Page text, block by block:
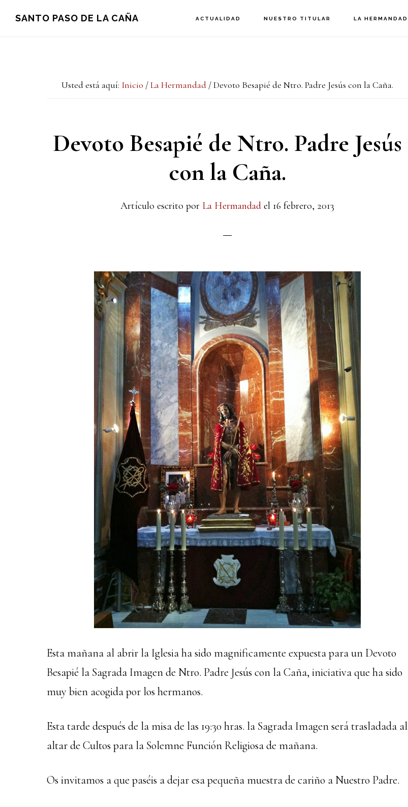
SANTO PASO DE LA CAÑA ACTUALIDAD NUESTRO TITULAR LA HERMANDAD
Usted está aquí: Inicio /La Hermandad /Devoto Besapié de Ntro. Padre Jesús con la Caña.
Devoto Besapié de Ntro. Padre Jesús
con la Caña.
Artículo escrito por La Hermandad el 16 febrero, 2013
Esta mañana al abrir la Iglesia ha sido magnificamente expuesta para un Devoto
Besapié la Sagrada Imagen de Ntro. Padre Jesús con la Caña, iniciativa que ha sido
muy bien acogida por los hermanos.
Esta tarde después de la misa de las 19:30 hras. la Sagrada Imagen será trasladada al
altar de Cultos para la Solemne Función Religiosa de mañana.
Os invitamos a que paséis a dejar esa pequeña muestra de cariño a Nuestro Padre.